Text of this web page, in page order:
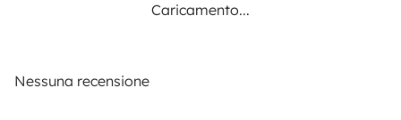
Caricamento...
Nessuna recensione